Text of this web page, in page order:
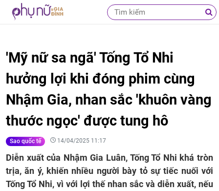
'Mỹ nữ sa ngã' Tống Tổ Nhi
hưởng lợi khi đóng phim cùng
Nhậm Gia, nhan sắc 'khuôn vàng
thước ngọc' được tung hô
Sao quốc tế 14/04/2025 11:17
Diễn xuất của Nhậm Gia Luân, Tống Tổ Nhi khá tròn
trịa, ăn ý, khiến nhiều người bày tỏ sự tiếc nuối với
Tống Tổ Nhi, vì với lợi thế nhan sắc và diễn xuất, nếu